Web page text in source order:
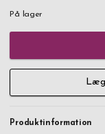
På lager
Produktinformation